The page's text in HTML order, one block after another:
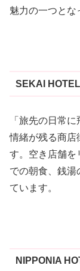
魅力の一つとな
SEKAI HOTEL
「旅先の日常
情緒が残る商店
す。空き店舗を
での朝食、銭湯
ています。
NIPPONIA